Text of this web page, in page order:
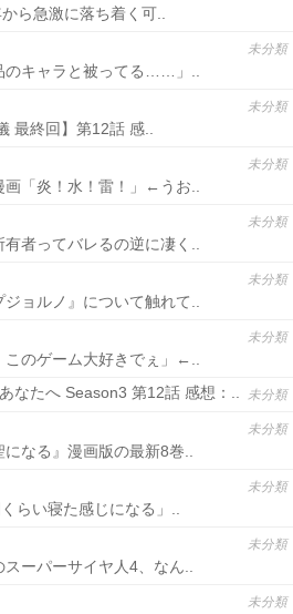
ら急激に落ち着く可..
未分類
のキャラと被ってる……」..
未分類
最終回】第12話 感..
未分類
画「炎！水！雷！」←うお..
未分類
者ってバレるの逆に凄く..
未分類
ョルノ』について触れて..
未分類
のゲーム大好きでぇ」←..
未分類
なたへ Season3 第12話 感想：..
未分類
なる』漫画版の最新8巻..
未分類
らい寝た感じになる」..
未分類
ーパーサイヤ人4、なん..
未分類